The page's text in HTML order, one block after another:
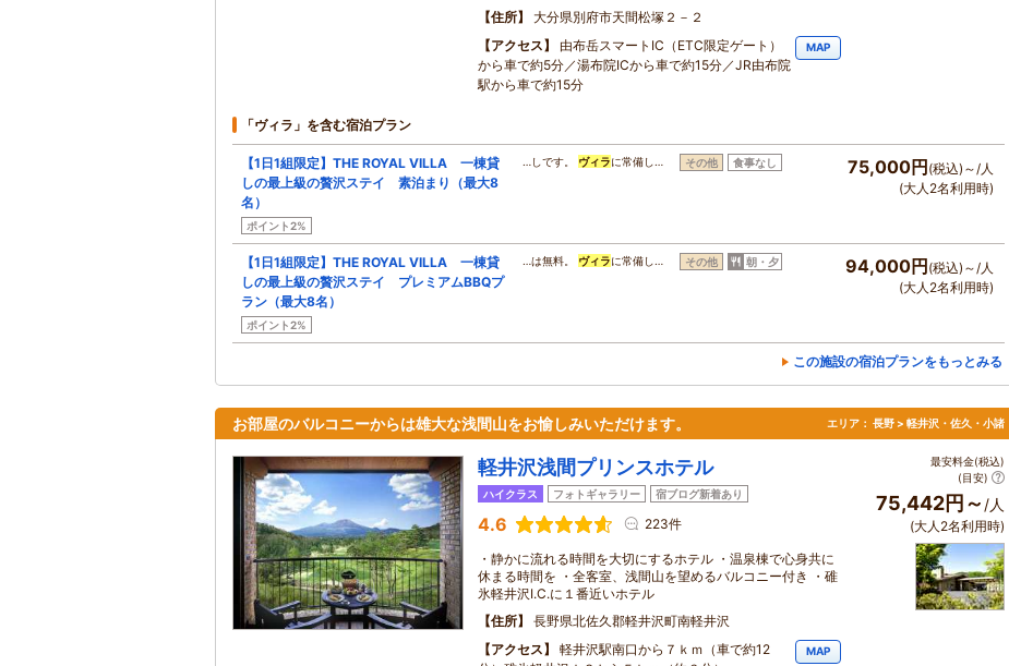
住所
大分県別府市天間松塚２－２
アクセス
由布岳スマートIC（ETC限定ゲート）
から車で約5分／湯布院ICから車で約15分／JR由布院
駅から車で約15分
MAP
「ヴィラ」を含む宿泊プラン
【1日1組限定】THE ROYAL VILLA 一棟貸
しの最上級の贅沢ステイ 素泊まり（最大8
名）
ポイント2%
…しです。 ヴィラに常備し… その他 食事なし 75,000円 (税込)～/人
(大人2名利用時)
【1日1組限定】THE ROYAL VILLA 一棟貸
しの最上級の贅沢ステイ プレミアムBBQプ
ラン（最大8名）
ポイント2%
…は無料。 ヴィラに常備し… その他 朝・夕 94,000円 (税込)～/人
(大人2名利用時)
この施設の宿泊プランをもっとみる
お部屋のバルコニーからは雄大な浅間山をお愉しみいただけます。 エリア： 長野 > 軽井沢・佐久・小諸
軽井沢浅間プリンスホテル
ハイクラス フォトギャラリー 宿ブログ新着あり
4.6 223件
・静かに流れる時間を大切にするホテル ・温泉棟で心身共に
休まる時間を ・全客室、浅間山を望めるバルコニー付き ・碓
氷軽井沢I.C.に１番近いホテル
住所
長野県北佐久郡軽井沢町南軽井沢
アクセス
軽井沢駅南口から７ｋｍ（車で約12
MAP
最安料金(税込)
(目安)
75,442円～ /人
(大人2名利用時)